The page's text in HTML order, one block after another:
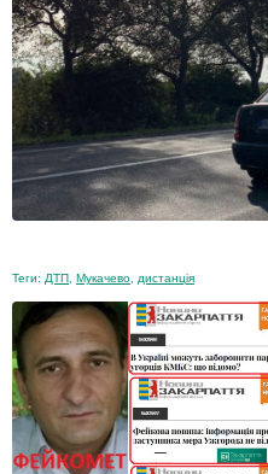
Теги: ДТП Мукачево дистанція